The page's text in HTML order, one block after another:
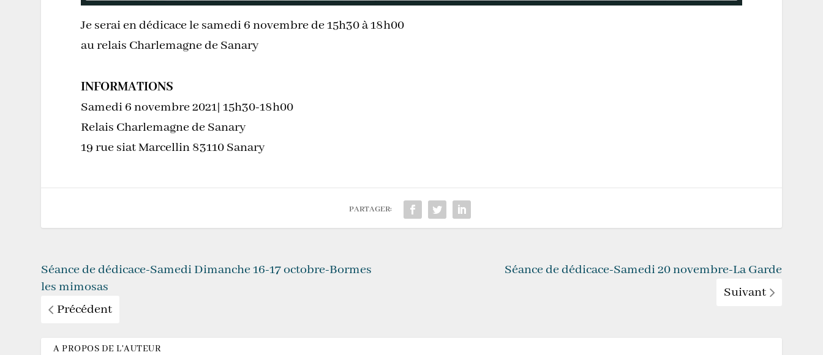
Je serai en dédicace le samedi 6 novembre de 15h30 à 18h00
au relais Charlemagne de Sanary
INFORMATIONS
Samedi 6 novembre 2021| 15h30-18h00
Relais Charlemagne de Sanary
19 rue siat Marcellin 83110 Sanary
PARTAGER:
Séance de dédicace-Samedi Dimanche 16-17 octobre-Bormes
les mimosas
Précédent
Séance de dédicace-Samedi 20 novembre-La Garde
Suivant
A PROPOS DE L'AUTEUR